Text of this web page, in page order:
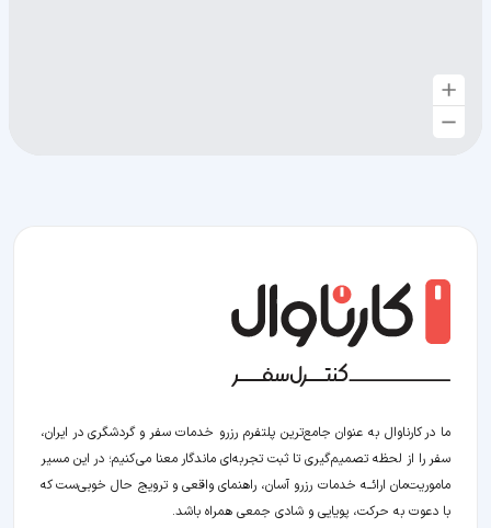
ما در کارناوال به عنوان جامع‌ترین پلتفرم رزرو خدمات سفر و گردشگری در ایران،
سفر را از لحظه‌ تصمیم‌گیری تا ثبت تجربه‌ای ماندگار معنا می‌کنیم؛ در این مسیر‍
ماموریت‌مان اراﺋــﻪ خدمات رزرو آسان، راهنمای واقعی و ترویج حال خوبی‌ست که
با دعوت به حرکت، پویایی و شادی جمعی همراه باشد.